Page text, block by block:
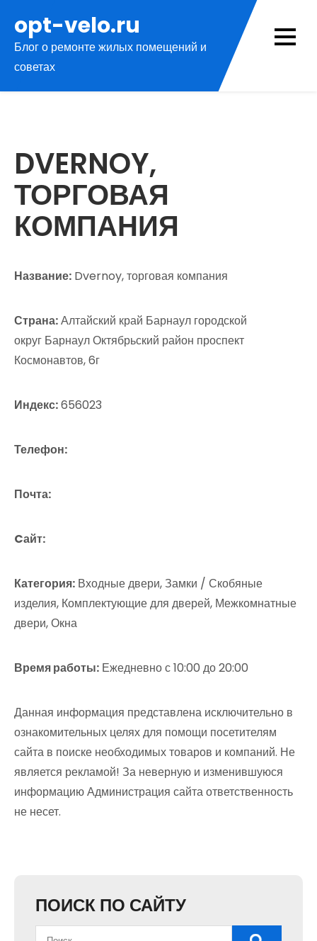
содержимому
opt-velo.ru
Блог о ремонте жилых помещений и
советах
DVERNOY,
ТОРГОВАЯ
КОМПАНИЯ
Название: Dvernoy, торговая компания
Страна:Алтайский край Барнаул городской
округ Барнаул Октябрьский район проспект
Космонавтов, 6г
Индекс:656023
Телефон:
Почта:
Cайт:
Категория: Входные двери, Замки / Скобяные
изделия, Комплектующие для дверей, Межкомнатные
двери, Окна
Время работы: Ежедневно с 10:00 до 20:00
Данная информация представлена исключительно в
ознакомительных целях для помощи посетителям
сайта в поиске необходимых товаров и компаний. Не
является рекламой! За неверную и изменившуюся
информацию Администрация сайта ответственность
не несет.
ПОИСК ПО САЙТУ